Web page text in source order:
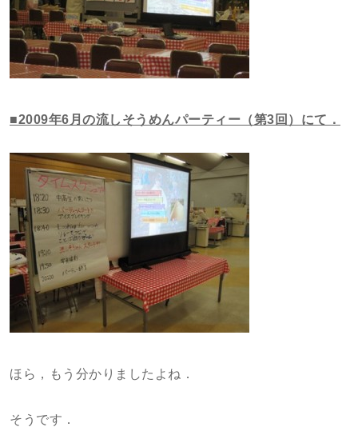
■2009年6月の流しそうめんパーティー（第3回）にて．
ほら，もう分かりましたよね．
そうです．